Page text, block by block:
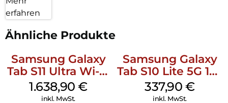
erfahren
Ähnliche Produkte
Samsung Galaxy
Tab S11 Ultra Wi-Fi
512 GB Gray
1.638,90€
inkl. MwSt.
Samsung Galaxy
Tab S10 Lite 5G 128
GB Gray
337,90€
inkl. MwSt.